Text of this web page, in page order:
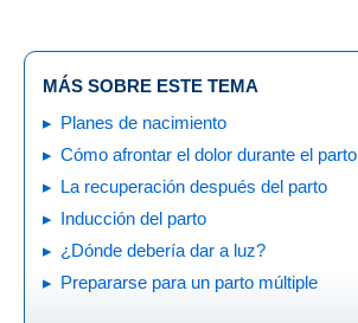
MÁS SOBRE ESTE TEMA
Planes de nacimiento
Cómo afrontar el dolor durante el parto
La recuperación después del parto
Inducción del parto
¿Dónde debería dar a luz?
Prepararse para un parto múltiple